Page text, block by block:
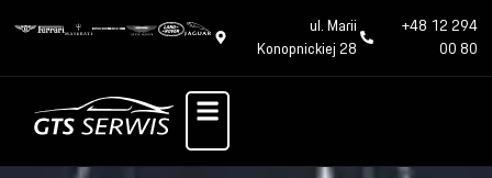
ul. Marii
Konopnickiej 28
+48 12 294
00 80